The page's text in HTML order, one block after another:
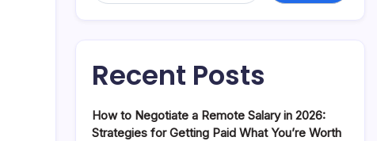
Recent Posts
How to Negotiate a Remote Salary in 2026:
Strategies for Getting Paid What You’re Worth